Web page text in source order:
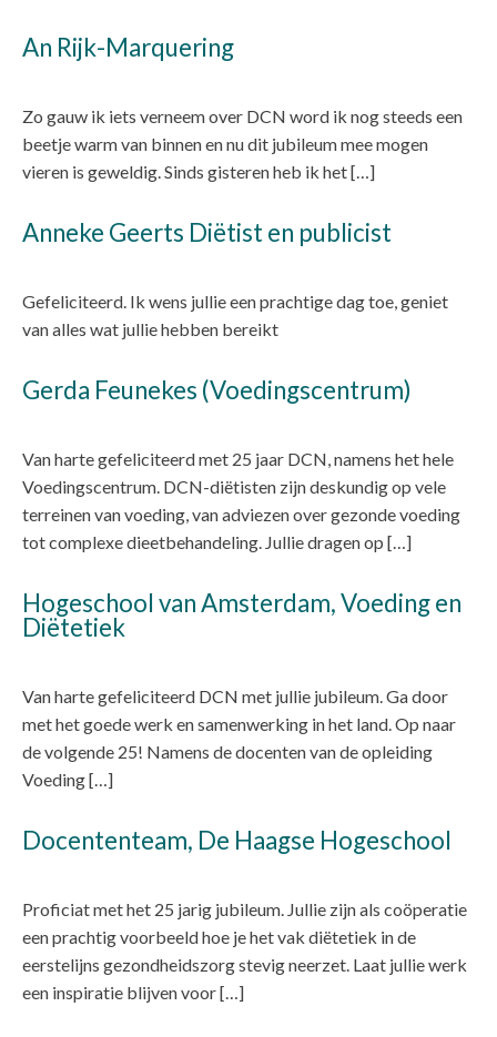
An Rijk-Marquering
Zo gauw ik iets verneem over DCN word ik nog steeds een
beetje warm van binnen en nu dit jubileum mee mogen
vieren is geweldig. Sinds gisteren heb ik het […]
Anneke Geerts Diëtist en publicist
Gefeliciteerd. Ik wens jullie een prachtige dag toe, geniet
van alles wat jullie hebben bereikt
Gerda Feunekes (Voedingscentrum)
Van harte gefeliciteerd met 25 jaar DCN, namens het hele
Voedingscentrum. DCN-diëtisten zijn deskundig op vele
terreinen van voeding, van adviezen over gezonde voeding
tot complexe dieetbehandeling. Jullie dragen op […]
Hogeschool van Amsterdam, Voeding en
Diëtetiek
Van harte gefeliciteerd DCN met jullie jubileum. Ga door
met het goede werk en samenwerking in het land. Op naar
de volgende 25! Namens de docenten van de opleiding
Voeding […]
Docententeam, De Haagse Hogeschool
Proficiat met het 25 jarig jubileum. Jullie zijn als coöperatie
een prachtig voorbeeld hoe je het vak diëtetiek in de
eerstelijns gezondheidszorg stevig neerzet. Laat jullie werk
een inspiratie blijven voor […]